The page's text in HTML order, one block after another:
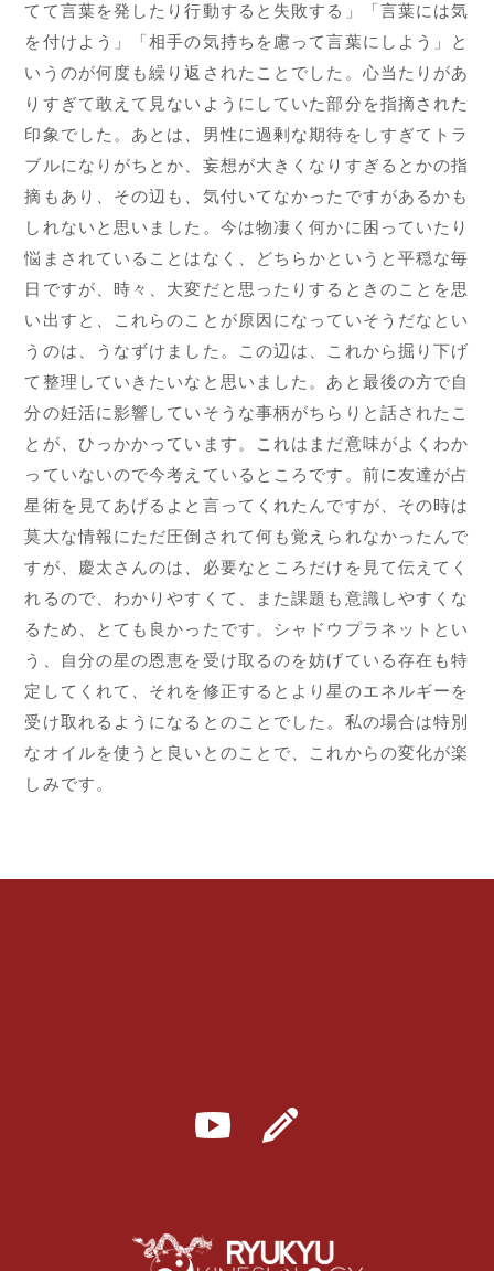
てて言葉を発したり行動すると失敗する」「言葉には気
を付けよう」「相手の気持ちを慮って言葉にしよう」と
いうのが何度も繰り返されたことでした。心当たりがあ
りすぎて敢えて見ないようにしていた部分を指摘された
印象でした。あとは、男性に過剰な期待をしすぎてトラ
ブルになりがちとか、妄想が大きくなりすぎるとかの指
摘もあり、その辺も、気付いてなかったですがあるかも
しれないと思いました。今は物凄く何かに困っていたり
悩まされていることはなく、どちらかというと平穏な毎
日ですが、時々、大変だと思ったりするときのことを思
い出すと、これらのことが原因になっていそうだなとい
うのは、うなずけました。この辺は、これから掘り下げ
て整理していきたいなと思いました。あと最後の方で自
分の妊活に影響していそうな事柄がちらりと話されたこ
とが、ひっかかっています。これはまだ意味がよくわか
っていないので今考えているところです。前に友達が占
星術を見てあげるよと言ってくれたんですが、その時は
莫大な情報にただ圧倒されて何も覚えられなかったんで
すが、慶太さんのは、必要なところだけを見て伝えてく
れるので、わかりやすくて、また課題も意識しやすくな
るため、とても良かったです。シャドウプラネットとい
う、自分の星の恩恵を受け取るのを妨げている存在も特
定してくれて、それを修正するとより星のエネルギーを
受け取れるようになるとのことでした。私の場合は特別
なオイルを使うと良いとのことで、これからの変化が楽
しみです。